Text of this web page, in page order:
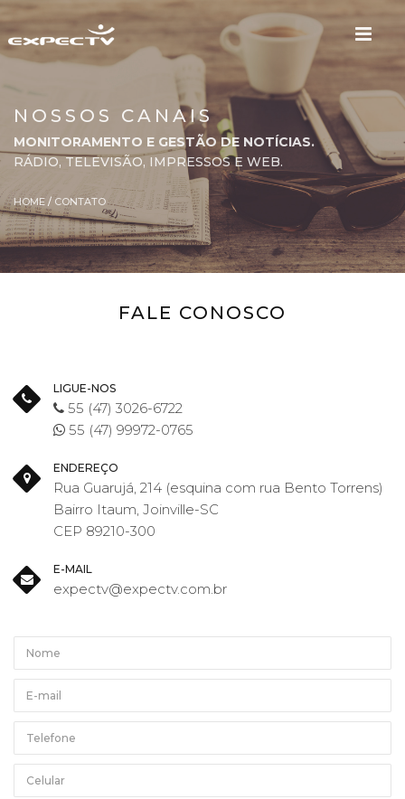
NOSSOS CANAIS
MONITORAMENTO E GESTÃO DE NOTÍCIAS.
RÁDIO, TELEVISÃO, IMPRESSOS E WEB.
HOME / CONTATO
FALE CONOSCO
LIGUE-NOS
55 (47) 3026-6722
55 (47) 99972-0765
ENDEREÇO
Rua Guarujá, 214 (esquina com rua Bento Torrens)
Bairro Itaum, Joinville-SC
CEP 89210-300
E-MAIL
expectv@expectv.com.br